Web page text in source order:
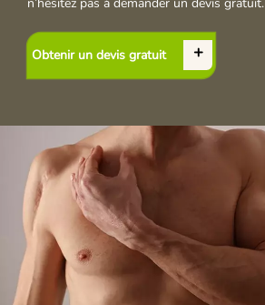
Obtenir un devis gratuit